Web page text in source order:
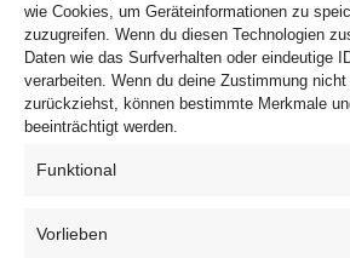
wie Cookies, um Geräteinformationen zu
zuzugreifen. Wenn du diesen Technologien
Daten wie das Surfverhalten oder eindeutige
verarbeiten. Wenn du deine Zustimmung
zurückziehst, können bestimmte Merkmale
beeinträchtigt werden.
Funktional
Vorlieben